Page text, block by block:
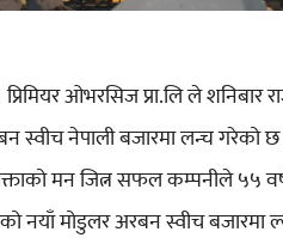
ओभरसिज प्रा.लि ले शनिबार
स्वीच नेपाली बजारमा लन्च गरेको
मन जित्न सफल कम्पनीले ५५
नयाँ मोडुलर अरबन स्वीच बजारमा